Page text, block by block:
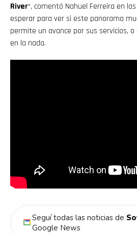
River“, comentó Nahuel Ferreira en
esperar para ver si este panorama
permite un avance por sus servicios,
en la nada.
Seguí todas las noticias de
Google News